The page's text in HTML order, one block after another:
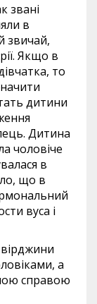
звані
в
звичай,
Якщо в
то
дитини
Дитина
чоловіче
в
що в
вуса і
а
справою